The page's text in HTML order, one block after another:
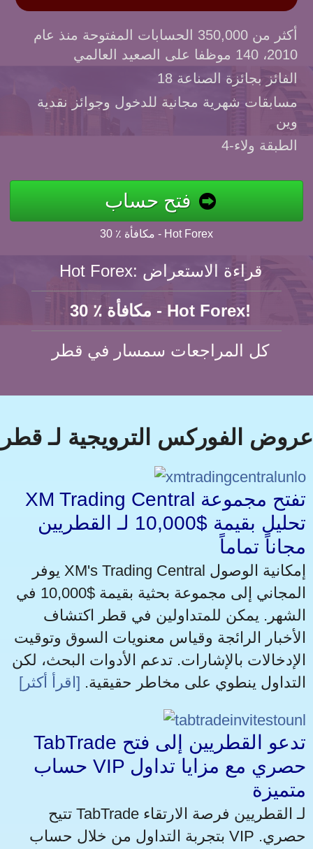
أكثر من 350,000 الحسابات المفتوحة منذ عام
2010، 140 موظفا على الصعيد العالمي
الفائز بجائزة الصناعة 18
مسابقات شهرية مجانية للدخول وجوائز نقدية
وين
4-الطبقة ولاء
فتح حساب
30 ٪ مكافأة - Hot Forex
Hot Forex: قراءة الاستعراض
30 ٪ مكافأة - Hot Forex!
كل المراجعات سمسار في قطر
عروض الفوركس الترويجية لـ قطر
XM Trading Central تفتح مجموعة
تحليل بقيمة $10,000 لـ القطريين
مجاناً تماماً
يوفر XM's Trading Central إمكانية الوصول
المجاني إلى مجموعة بحثية بقيمة $10,000 في
الشهر. يمكن للمتداولين في قطر اكتشاف
الأخبار الرائجة وقياس معنويات السوق وتوقيت
الإدخالات بالإشارات. تدعم الأدوات البحث، لكن
التداول ينطوي على مخاطر حقيقية. [اقرأ أكثر]
TabTrade تدعو القطريين إلى فتح
حساب VIP حصري مع مزايا تداول
متميزة
تتيح TabTrade لـ القطريين فرصة الارتقاء
بتجربة التداول من خلال حساب VIP حصري.